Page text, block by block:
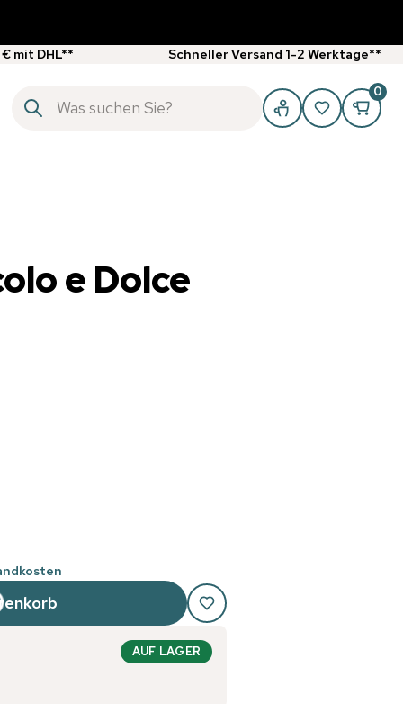
mit DHL** Schneller Versand 1-2 Werktage**
0
e Dolce
AUF LAGER